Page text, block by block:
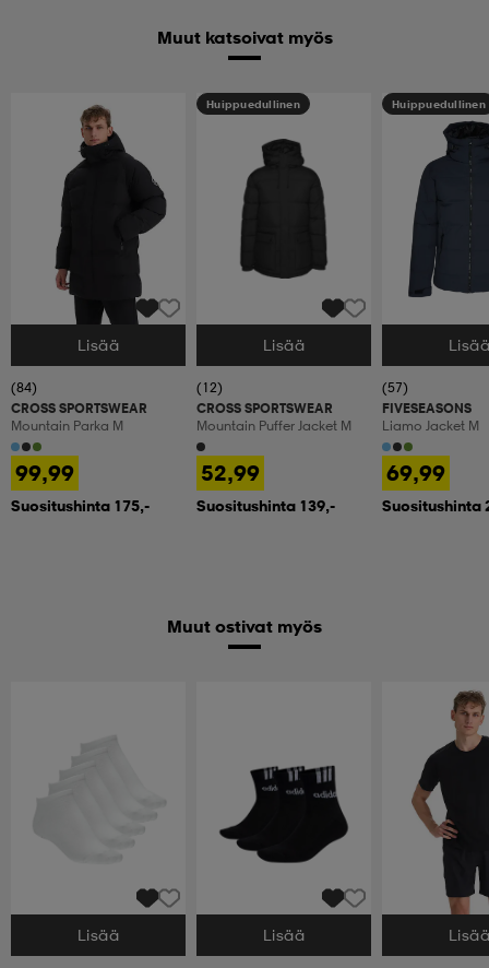
Muut katsoivat myös
Valitse Koko
Lisää
(84)
CROSS SPORTSWEAR
Mountain Parka M
99,99
Suositushinta 175,-
Huippuedullinen
Valitse Koko
Lisää
(12)
CROSS SPORTSWEAR
Mountain Puffer Jacket M
52,99
Suositushinta 139,-
Huippuedullinen
Valitse Koko
(57)
FIVESEASONS
Liamo Jacket M
69,99
Suositushinta
Muut ostivat myös
Valitse Koko
Lisää Valitse Koko
Lisää Valitse Koko